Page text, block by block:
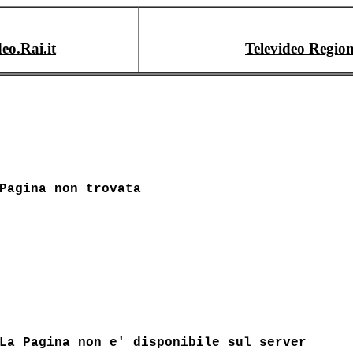
Televideo
Pagina non trovata
La Pagina non e' disponibile sul server